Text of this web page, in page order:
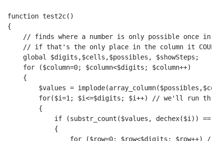
function test2c()
{
// finds where a number is only possible once in a
// if that's the only place in the column it COULD
global $digits,$cells,$possibles, $showSteps;
for ($column=0; $column<$digits; $column++)
{
$values =
for($i=1; $i<=$digits; $i++) // we'll run
{
if (substr_count($values, dechex($i)) == 1)
{
for ($row=0; $row<$digits; $row++) // we